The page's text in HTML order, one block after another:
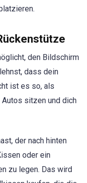
den Bildschirm
dass dein
ist es so, als
sitzen und dich
der nach hinten
oder ein
zu legen. Das wird